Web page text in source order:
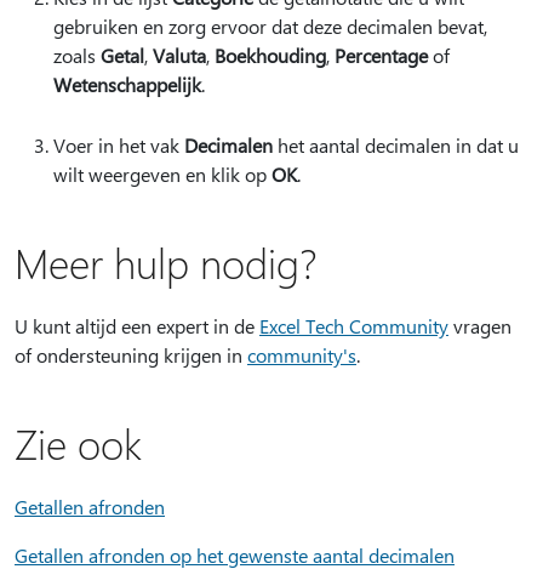
gebruiken en zorg ervoor dat deze decimalen bevat,
zoals Getal,Valuta, Boekhouding, Percentageof
Wetenschappelijk.
Voer in het vak Decimalen het aantal decimalen in dat u
wilt weergeven en klik opOK.
Meer hulp nodig?
U kunt altijd een expert in de Excel Tech Communityvragen
of ondersteuning krijgen in community's.
Zie ook
Getallen afronden
Getallen afronden op het gewenste aantal decimalen